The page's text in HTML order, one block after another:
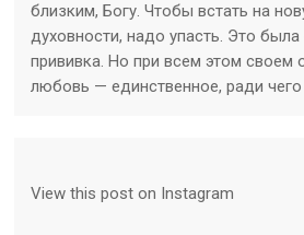
близким, Богу. Чтобы встать на
духовности, надо упасть. Это
прививка. Но при всем этом своем
любовь — единственное, ради чего
View this post on Instagram